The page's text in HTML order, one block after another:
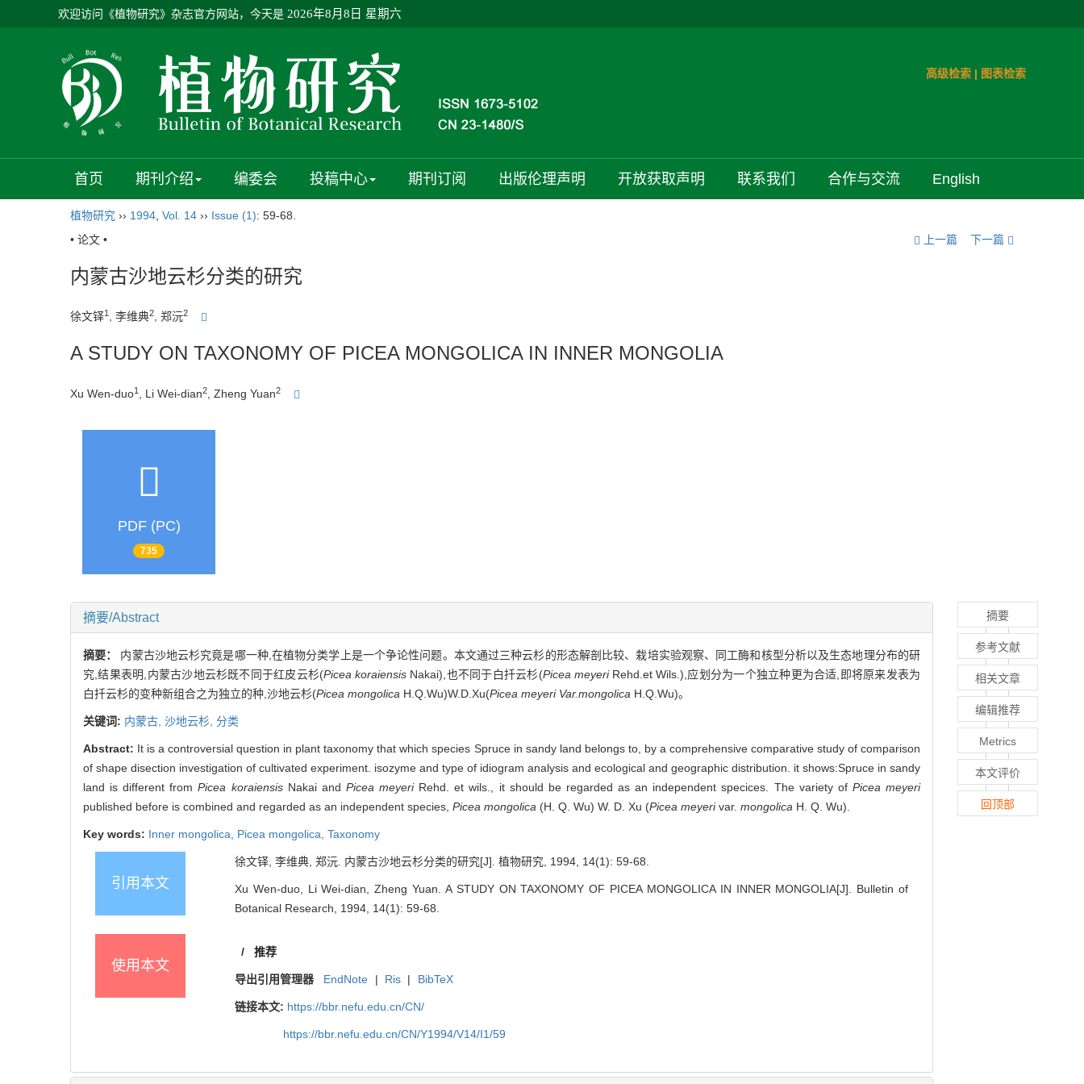
欢迎访问《植物研究》杂志官方网站，今天是 2026年8月8日 星期六
高级检索 | 图表检索
首页 期刊介绍 编委会 投稿中心 期刊订阅 出版伦理声明 开放获取声明 联系我们 合作与交流 English
植物研究 ›› 1994 Vol. 14 ›› Issue (1): 59-68.
• 论文 •
上一篇 下一篇
内蒙古沙地云杉分类的研究
徐文铎1 , 李维典2, 郑沅2
A STUDY ON TAXONOMY OF PICEA MONGOLICA IN INNER MONGOLIA
Xu Wen-duo1 , Li Wei-dian2 , Zheng Yuan2
PDF (PC)
735
摘要/Abstract
摘要： 内蒙古沙地云杉究竟是哪一种,在植物分类学上是一个争论性问题。本文通过三种云杉的形态解剖比较、栽培实验观察、同工酶和核型分析以及生态地理分布的研
究,结果表明,内蒙古沙地云杉既不同于红皮云杉(Picea koraiensis Nakai),也不同于白扦云杉(Picea meyeriRehd.et Wils.),应划分为一个独立种更为合适,即将原来发表为
白扦云杉的变种新组合之为独立的种,沙地云杉(Picea mongolica H.Q.Wu)W.D.Xu(Picea meyeri Var.mongolica H.Q.Wu)。
关键词: 内蒙古, 沙地云杉, 分类
Abstract: It is a controversial question in plant taxonomy that which species Spruce in sandy land belongs to, by a comprehensive comparative study of comparison
of shape disection investigation of cultivated experiment. isozyme and type of idiogram analysis and ecological and geographic distribution. it shows:Spruce in sandy
land is different fromPicea koraiensisNakai and Picea meyeriRehd. et wils., it should be regarded as an independent specices. The variety of Picea meyeri
published before is combined and regarded as an independent species, Picea mongolica (H. Q. Wu) W. D. Xu (Picea meyerivar. mongolica H. Q. Wu).
Key words: Inner mongolica, Picea mongolica, Taxonomy
引用本文
徐文铎, 李维典, 郑沅. 内蒙古沙地云杉分类的研究[J]. 植物研究, 1994, 14(1): 59-68.
Xu Wen-duo, Li Wei-dian, Zheng Yuan. A STUDY ON TAXONOMY OF PICEA MONGOLICA IN INNER MONGOLIA[J]. Bulletin of
Botanical Research, 1994, 14(1): 59-68.
使用本文
/推荐
导出引用管理器 EndNote | Ris | BibTeX
链接本文: https://bbr.nefu.edu.cn/CN/
https://bbr.nefu.edu.cn/CN/Y1994/V14/I1/59
摘要
参考文献
相关文章
编辑推荐
Metrics
本文评价
回顶部